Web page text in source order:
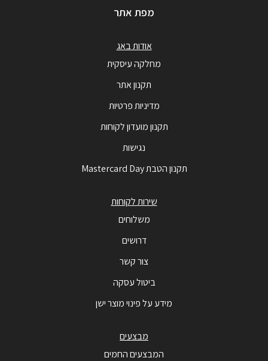
מפת אתר
אודות באג
מחלקה עיסקית
תקנון אתר
מדיניות פרטיות
תקנון מועדון לקוחות
נגישות
תקנון הטבת Mastercard Day
שירות לקוחות
משלוחים
דרושים
צור קשר
ביטול עסקה
מידע על פינוי מוצר ישן
מבצעים
המבצעים החמים